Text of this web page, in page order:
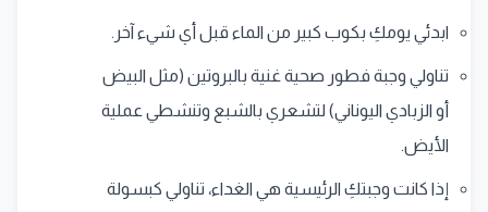
ابدئي يومكِ بكوب كبير من الماء قبل أي شيء آخر.
تناولي وجبة فطور صحية غنية بالبروتين (مثل البيض
أو الزبادي اليوناني) لتشعري بالشبع وتنشطي عملية
الأيض.
إذا كانت وجبتكِ الرئيسية هي الغداء، تناولي كبسولة